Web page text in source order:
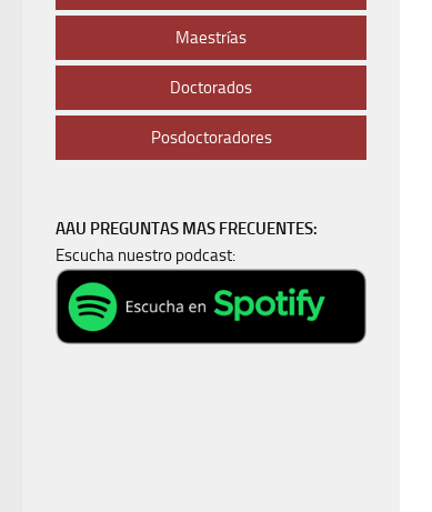
Maestrías
Doctorados
Posdoctoradores
AAU PREGUNTAS MAS FRECUENTES:
Escucha nuestro podcast: